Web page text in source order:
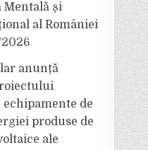
Mentală și
al României
anunță
echipamente de
produse de
ale